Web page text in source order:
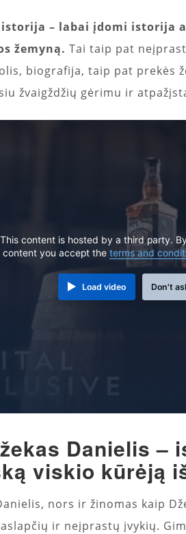
istorija – labai įdomi
žemyną. Tai taip pat
biografija, taip pat prekės
žvaigždžių gėrimu ir
This content is hosted by a third party.
content you accept the terms and
Load video Don't
Danielis –
viskio kūrėją
nors ir žinomas kaip
ir neįprastų įvykių.